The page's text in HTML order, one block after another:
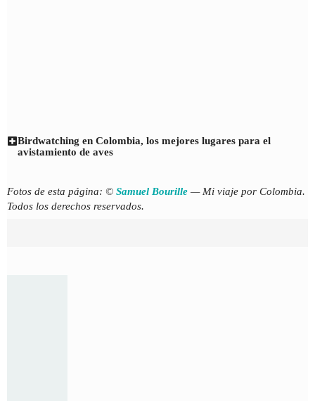
Birdwatching en Colombia, los mejores lugares para el
avistamiento de aves
Fotos de esta página: © Samuel Bourille — Mi viaje por Colombia.
Todos los derechos reservados.